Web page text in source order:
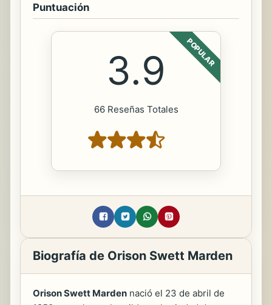
Puntuación
POPULAR
3.9
66 Reseñas Totales
Biografía de Orison Swett Marden
Orison Swett Marden nació el 23 de abril de